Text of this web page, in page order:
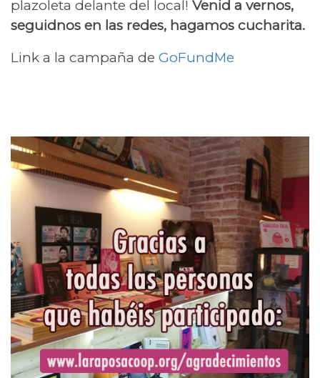
plazoleta delante del local! Venid a vernos,
seguidnos en las redes, hagamos cucharita.
Link a la campaña de GoFundMe